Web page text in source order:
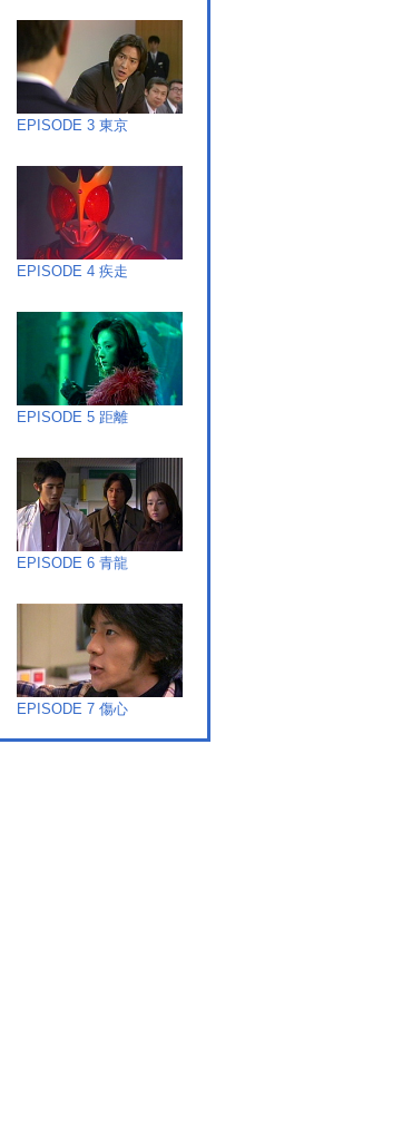
EPISODE 3 東京
EPISODE 4 疾走
EPISODE 5 距離
EPISODE 6 青龍
EPISODE 7 傷心